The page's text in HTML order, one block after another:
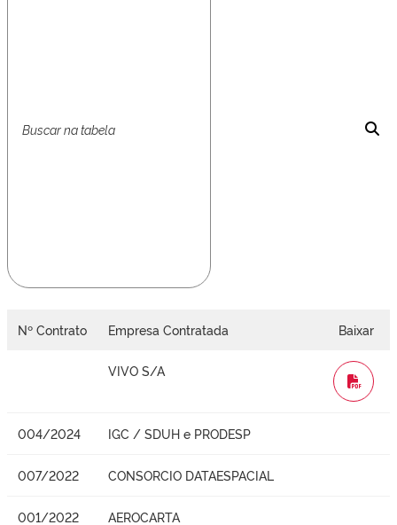
Nº Contrato Empresa Contratada Baixar
VIVO S/A
WORD
004/2024 IGC / SDUH e PRODESP
007/2022 CONSORCIO DATAESPACIAL
001/2022 AEROCARTA